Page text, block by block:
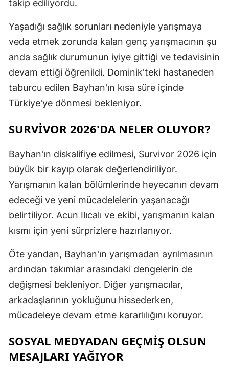
takip ediliyordu.
Yaşadığı sağlık sorunları nedeniyle yarışmaya
veda etmek zorunda kalan genç yarışmacının şu
anda sağlık durumunun iyiye gittiği ve tedavisinin
devam ettiği öğrenildi. Dominik'teki hastaneden
taburcu edilen Bayhan'ın kısa süre içinde
Türkiye'ye dönmesi bekleniyor.
SURVIVOR 2026'DA NELER OLUYOR?
Bayhan'ın diskalifiye edilmesi, Survivor 2026 için
büyük bir kayıp olarak değerlendiriliyor.
Yarışmanın kalan bölümlerinde heyecanın devam
edeceği ve yeni mücadelelerin yaşanacağı
belirtiliyor. Acun Ilıcalı ve ekibi, yarışmanın kalan
kısmı için yeni sürprizlere hazırlanıyor.
Öte yandan, Bayhan'ın yarışmadan ayrılmasının
ardından takımlar arasındaki dengelerin de
değişmesi bekleniyor. Diğer yarışmacılar,
arkadaşlarının yokluğunu hissederken,
mücadeleye devam etme kararlılığını koruyor.
SOSYAL MEDYADAN GEÇMIŞ OLSUN
MESAJLARI YAĞIYOR